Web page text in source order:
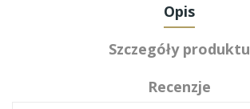
Opis
Szczegóły produktu
Recenzje